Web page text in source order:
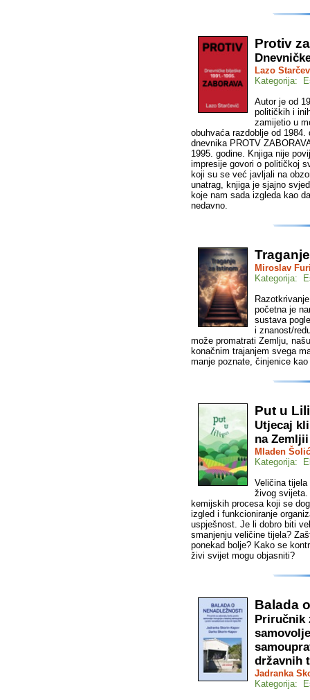
Protiv
Lazo
Kategorija:
Autor je od
političkih i
zamijetio u
obuhvaća razdoblje od
dnevnika PROTV
1995. godine. Knjiga nije
impresije govori o političkoj
koji su se već javljali na
unatrag, knjiga je sjajno
koje nam sada izgleda kao
nedavno.
Miroslav
Kategorija:
početna je
sustava
i znanost/
može promatrati Zemlju,
konačnim trajanjem svega
manje poznate, činjenice
Put u
Utjecaj
na Zemljii
Mladen Šolić
Kategorija:
Veličina tijela
živog svijeta.
kemijskih procesa koji se
izgled i funkcioniranje
uspješnost. Je li dobro biti
smanjenju veličine tijela?
ponekad bolje? Kako se
živi svijet mogu objasniti?
Balada
Priručnik
državnih
Jadranka
Kategorija: